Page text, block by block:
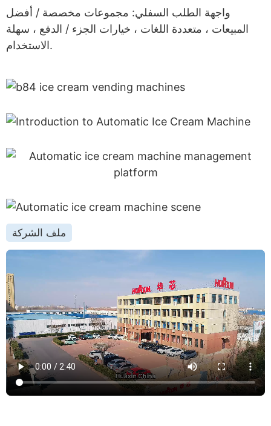
واجهة الطلب السفلي: مجموعات مخصصة / أفضل
المبيعات ، متعددة اللغات ، خيارات الجزء / الدفع ، سهلة
الاستخدام.
ملف الشركة